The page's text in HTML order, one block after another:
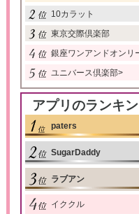
10カラット
東京交際倶楽部
銀座ワンアンドオンリ
ユニバース倶楽部>
アプリのランキ
paters
SugarDaddy
ラブアン
イククル